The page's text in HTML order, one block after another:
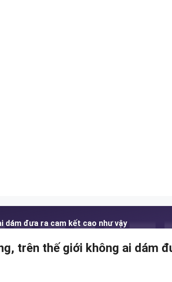
dám đưa ra cam kết cao như vậy
trên thế giới không ai dám